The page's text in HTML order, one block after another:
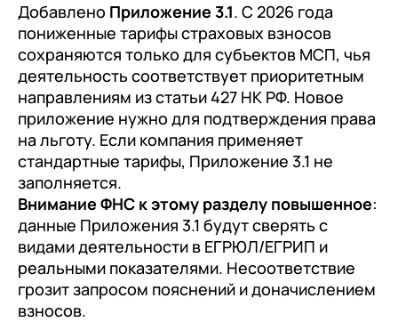
Добавлено Приложение 3.1. С 2026 года
пониженные тарифы страховых взносов
сохраняются только для субъектов МСП, чья
деятельность соответствует приоритетным
направлениям из статьи 427 НК РФ. Новое
приложение нужно для подтверждения права
на льготу. Если компания применяет
стандартные тарифы, Приложение 3.1 не
заполняется.
Внимание ФНС к этому разделу повышенное:
данные Приложения 3.1 будут сверять с
видами деятельности в ЕГРЮЛ/ЕГРИП и
реальными показателями. Несоответствие
грозит запросом пояснений и доначислением
взносов.